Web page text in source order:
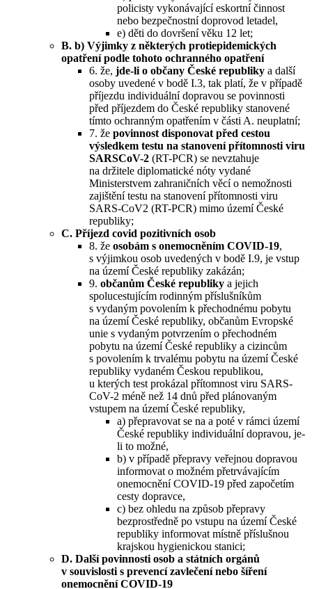
policisty vykonávající eskortní činnost
nebo bezpečnostní doprovod letadel,
e) děti do dovršení věku 12 let;
B. b) Výjimky z některých protiepidemických
opatření podle tohoto ochranného opatření
6. že, jde-li o občany České republiky a další
osoby uvedené v bodě I.3, tak platí, že v případě
příjezdu individuální dopravou se povinnosti
před příjezdem do České republiky stanovené
tímto ochranným opatřením v části A. neuplatní;
7. že povinnost disponovat před cestou
výsledkem testu na stanovení přítomnosti viru
SARSCoV-2 (RT-PCR) se nevztahuje
na držitele diplomatické nóty vydané
Ministerstvem zahraničních věcí o nemožnosti
zajištění testu na stanovení přítomnosti viru
SARS-CoV2 (RT-PCR) mimo území České
republiky;
C. Příjezd covid pozitivních osob
8. že osobám s onemocněním COVID-19,
s výjimkou osob uvedených v bodě I.9, je vstup
na území České republiky zakázán;
9. občanům České republiky a jejich
spolucestujícím rodinným příslušníkům
s vydaným povolením k přechodnému pobytu
na území České republiky, občanům Evropské
unie s vydaným potvrzením o přechodném
pobytu na území České republiky a cizincům
s povolením k trvalému pobytu na území České
republiky vydaném Českou republikou,
u kterých test prokázal přítomnost viru SARS-
CoV-2 méně než 14 dnů před plánovaným
vstupem na území České republiky,
a) přepravovat se na a poté v rámci území
České republiky individuální dopravou, je-
li to možné,
b) v případě přepravy veřejnou dopravou
informovat o možném přetrvávajícím
onemocnění COVID-19 před započetím
cesty dopravce,
c) bez ohledu na způsob přepravy
bezprostředně po vstupu na území České
republiky informovat místně příslušnou
krajskou hygienickou stanici;
D. Další povinnosti osob a státních orgánů
v souvislosti s prevencí zavlečení nebo šíření
onemocnění COVID-19